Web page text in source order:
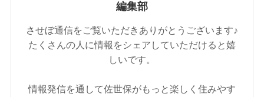
編集部
させぼ通信をご覧いただきありがとうございます♪
たくさんの人に情報をシェアしていただけると嬉
しいです。
情報発信を通して佐世保がもっと楽しく住みやす